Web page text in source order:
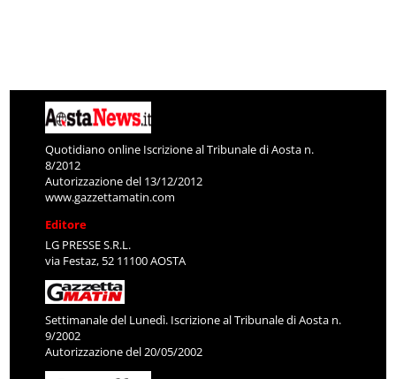
Quotidiano online Iscrizione al Tribunale di Aosta n.
8/2012
Autorizzazione del 13/12/2012
www.gazzettamatin.com
Editore
LG PRESSE S.R.L.
via Festaz, 52 11100 AOSTA
Settimanale del Lunedì. Iscrizione al Tribunale di Aosta n.
9/2002
Autorizzazione del 20/05/2002